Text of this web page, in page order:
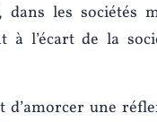
les sociétés
à l’écart de la
d’amorcer une